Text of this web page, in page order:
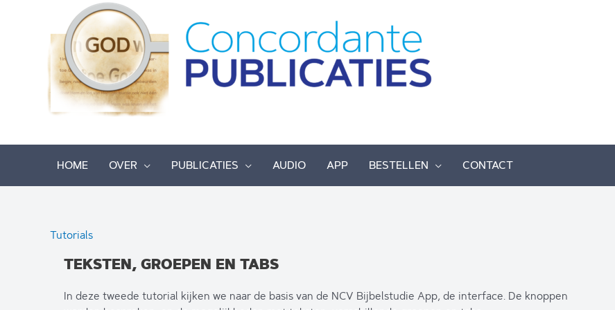
HOME OVER PUBLICATIES AUDIO APP BESTELLEN CONTACT
Tutorials
TEKSTEN, GROEPEN EN TABS
In deze tweede tutorial kijken we naar de basis van de NCV Bijbelstudie App, de interface. De knoppen